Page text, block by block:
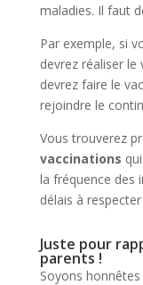
maladies. Il faut
Par exemple, si
devrez réaliser
devrez faire le
rejoindre le
Vous trouverez
vaccinations
la fréquence des
délais à
Juste pour
parents !
Soyons honnêtes